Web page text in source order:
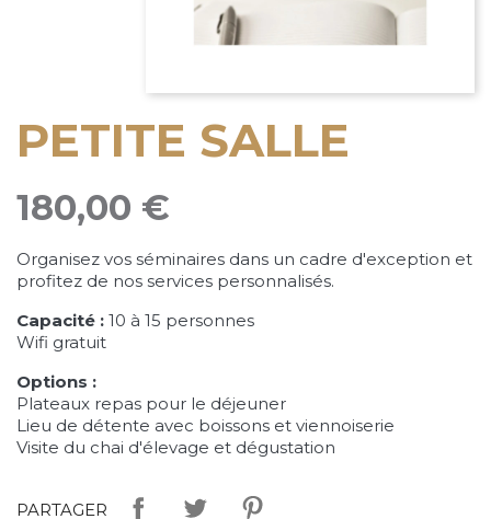
PETITE SALLE
180,00 €
Organisez vos séminaires dans un cadre d'exception et
profitez de nos services personnalisés.
Capacité : 10 à 15 personnes
Wifi gratuit
Options :
Plateaux repas pour le déjeuner
Lieu de détente avec boissons et viennoiserie
Visite du chai d'élevage et dégustation
PARTAGER